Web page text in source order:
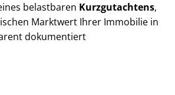
belastbaren Kurzgutachtens,
Marktwert Ihrer Immobilie in
dokumentiert